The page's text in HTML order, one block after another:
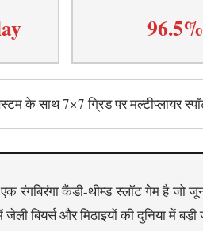
96.5%
के साथ 7×7 ग्रिड पर मल्टीप्लायर
रंगबिरंगा कैंडी-थीम्ड स्लॉट गेम है
बियर्स और मिठाइयों की दुनिया में बड़ी